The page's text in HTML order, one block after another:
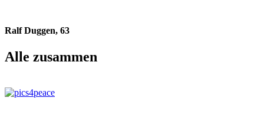
Ralf Duggen, 63
Alle zusammen